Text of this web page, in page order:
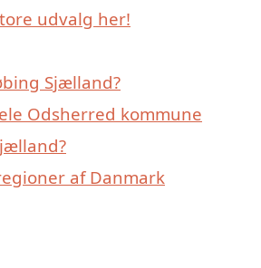
udvalg her!
Sjælland?
Odsherred kommune
af Danmark